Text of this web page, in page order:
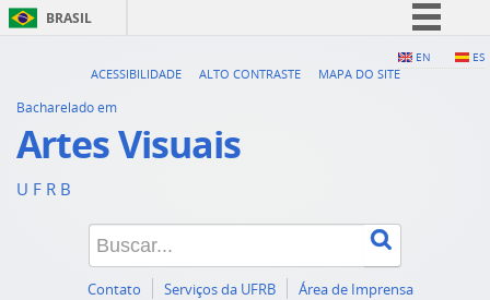
BRASIL
Canais
EN ES
ACESSIBILIDADE ALTO CONTRASTE MAPA DO SITE
Bacharelado em
Artes Visuais
U F R B
Contato Serviços da UFRB Área de Imprensa